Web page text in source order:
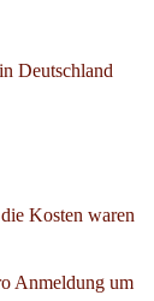
Deutschland
Kosten waren
Anmeldung um